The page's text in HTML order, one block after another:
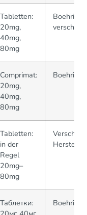
Tabletten:
20mg,
40mg,
80mg
Comprimat:
20mg,
40mg,
80mg
Tabletten:
in der
Regel
20mg–
80mg
Hersteller
Таблетки: